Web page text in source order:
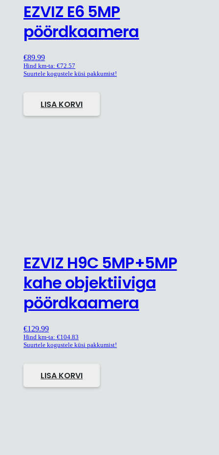
EZVIZ E6 5MP
pöördkaamera
€89.99
Hind km-ta: €72.57
Suurtele kogustele küsi pakkumist!
LISA KORVI
EZVIZ H9C 5MP+5MP
kahe objektiiviga
pöördkaamera
€129.99
Hind km-ta: €104.83
Suurtele kogustele küsi pakkumist!
LISA KORVI